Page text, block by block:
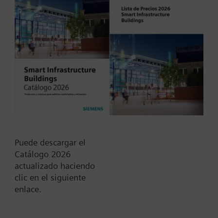
Tipo / Código:
V1f150
Código:
BPZ:V1f150
Documentos
Puede descargar el
Catálogo 2026
actualizado haciendo
clic en el siguiente
enlace.